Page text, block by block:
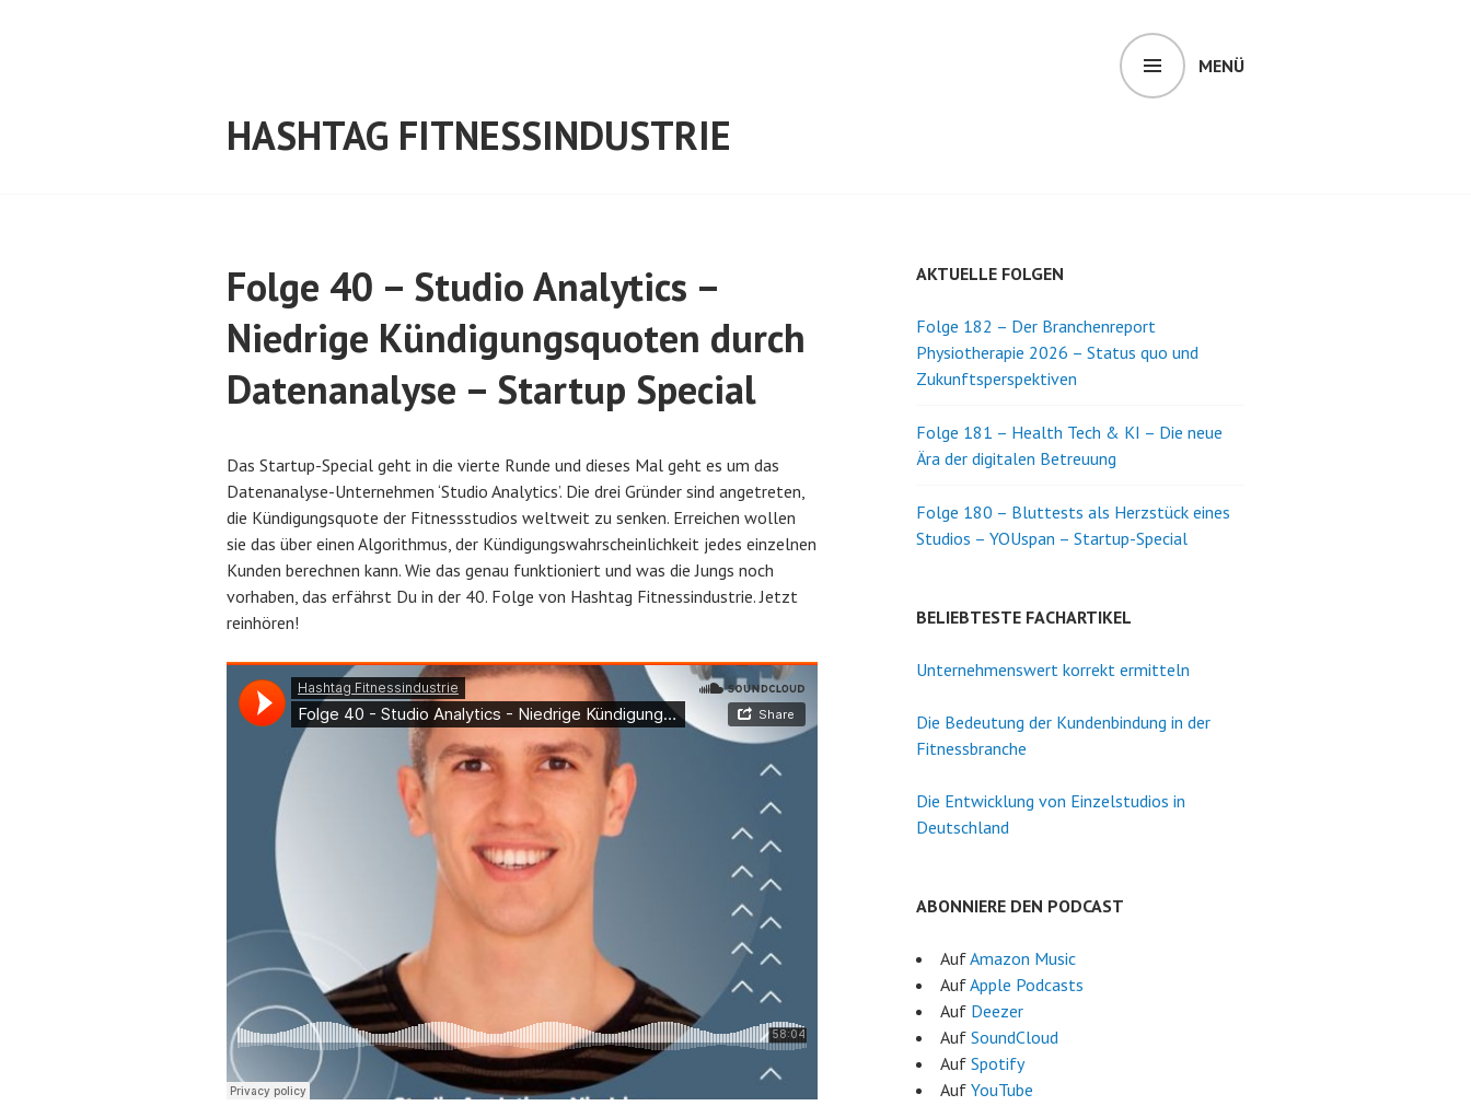
HASHTAG FITNESSINDUSTRIE
MENÜ
Folge 40 – Studio Analytics –
Niedrige Kündigungsquoten durch
Datenanalyse – Startup Special
e
r
ö
f
f
e
n
3
,
0
2
1
o
n
A
B
e
c
h
Das Startup-Special geht in die vierte Runde und dieses Mal geht es um das
Datenanalyse-Unternehmen ‘Studio Analytics’. Die drei Gründer sind angetreten,
die Kündigungsquote der Fitnessstudios weltweit zu senken. Erreichen wollen
sie das über einen Algorithmus, der Kündigungswahrscheinlichkeit jedes einzelnen
Kunden berechnen kann. Wie das genau funktioniert und was die Jungs noch
vorhaben, das erfährst Du in der 40. Folge von Hashtag Fitnessindustrie. Jetzt
reinhören!
AKTUELLE FOLGEN
Folge 182 – Der Branchenreport
Physiotherapie 2026 – Status quo und
Zukunftsperspektiven
Folge 181 – Health Tech & KI – Die neue
Ära der digitalen Betreuung
Folge 180 – Bluttests als Herzstück eines
Studios – YOUspan – Startup-Special
BELIEBTESTE FACHARTIKEL
Unternehmenswert korrekt ermitteln
Die Bedeutung der Kundenbindung in der
Fitnessbranche
Die Entwicklung von Einzelstudios in
Deutschland
ABONNIERE DEN PODCAST
AufAmazon Music
AufApple Podcasts
Auf Deezer
Auf SoundCloud
Auf Spotify
Auf YouTube